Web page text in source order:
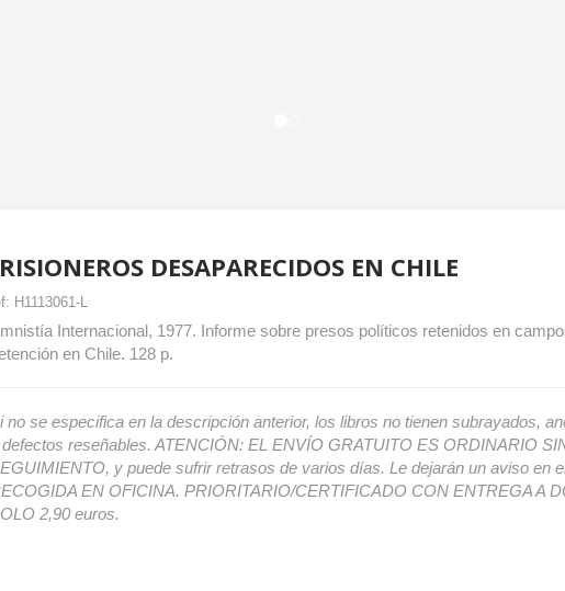
DESAPARECIDOS EN CHILE
H1113061-L
Internacional, 1977. Informe sobre presos políticos retenidos en
en Chile. 128 p.
no se especifica en la descripción anterior, los libros no tienen subrayados,
reseñables. ATENCIÓN: EL ENVÍO GRATUITO ES ORDINARIO
y puede sufrir retrasos de varios días. Le dejarán un aviso en
EN OFICINA. PRIORITARIO/CERTIFICADO CON ENTREGA A
2,90 euros.